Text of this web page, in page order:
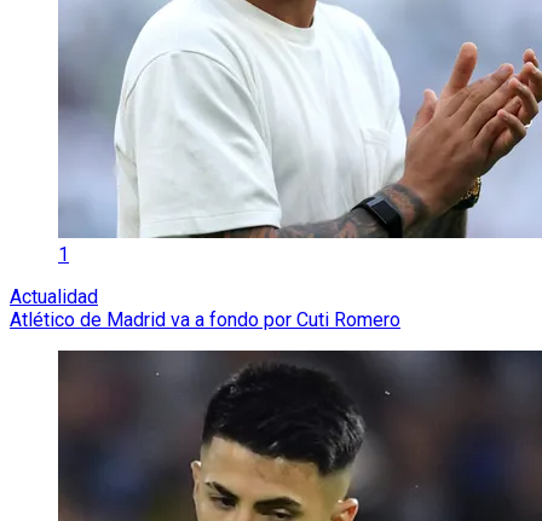
1
Actualidad
Atlético de Madrid va a fondo por Cuti Romero